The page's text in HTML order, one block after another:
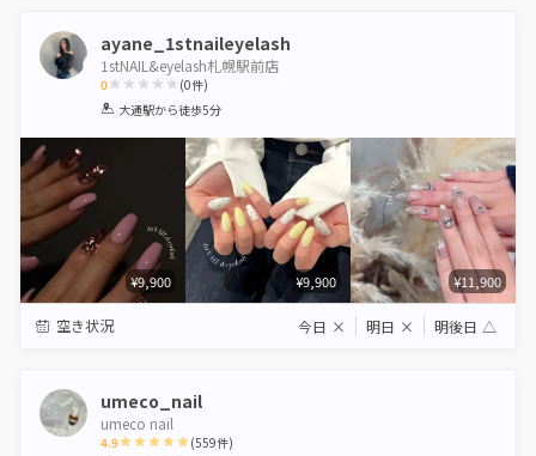
ayane_1stnaileyelash
1stNAIL&eyelash札幌駅前店
0
1 2 3 4 5
(0件)
大通駅から徒歩5分
¥9,900 ¥9,900 ¥11,900
空き状況 今日 × 明日 × 明後日 △
umeco_nail
umeco nail
4.9 (559件)